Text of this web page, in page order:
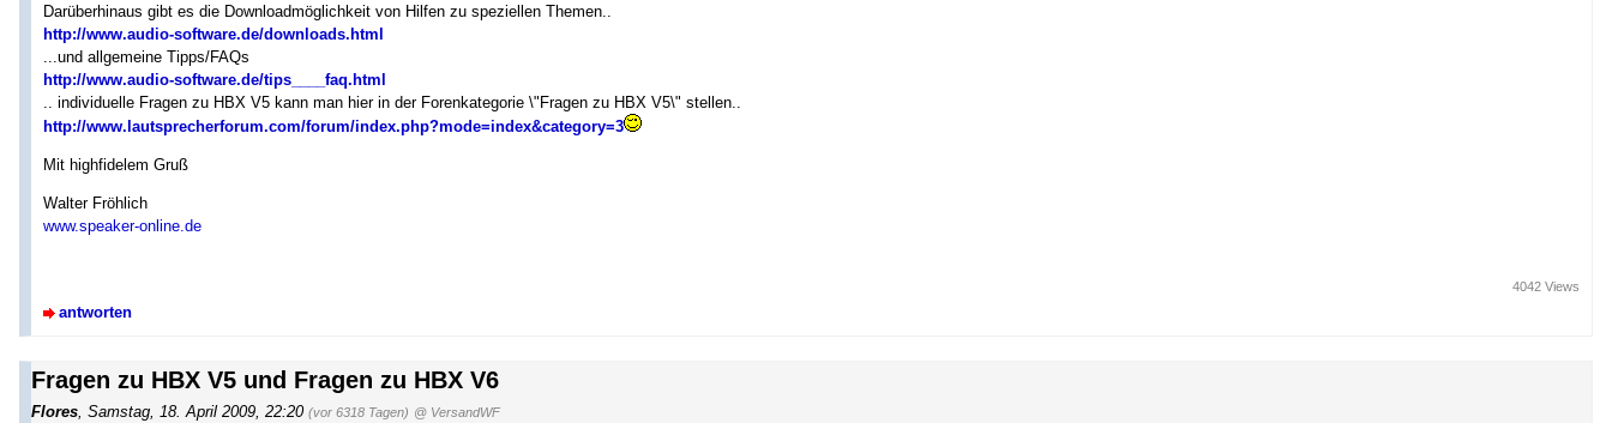
Darüberhinaus gibt es die Downloadmöglichkeit von Hilfen zu speziellen Themen..
http://www.audio-software.de/downloads.html
...und allgemeine Tipps/FAQs
http://www.audio-software.de/tips____faq.html
.. individuelle Fragen zu HBX V5 kann man hier in der Forenkategorie \"Fragen zu HBX V5\" stellen..
http://www.lautsprecherforum.com/forum/index.php?mode=index&category=3
Mit highfidelem Gruß
Walter Fröhlich
www.speaker-online.de
antworten
4042 Views
Fragen zu HBX V5 und Fragen zu HBX V6
Flores, Samstag, 18. April 2009, 22:20 (vor 6318 Tagen) @ VersandWF